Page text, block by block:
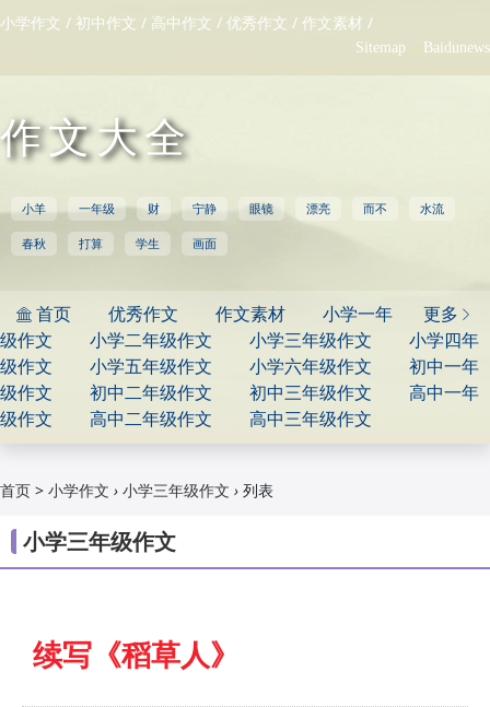
小学作文 / 初中作文 / 高中作文 / 优秀作文 / 作文素材 /
Sitemap Baidunews
作文大全
小羊 一年级 财 宁静 眼镜 漂亮 而不 水流
春秋 打算 学生 画面
更多 
 首页 优秀作文 作文素材
小学一年
级作文
小学二年级作文 小学三年级作文
小学四年
级作文
小学五年级作文 小学六年级作文
初中一年
级作文
初中二年级作文 初中三年级作文
高中一年
级作文
高中二年级作文 高中三年级作文
首页 > 小学作文 › 小学三年级作文 › 列表
小学三年级作文
续写《稻草人》